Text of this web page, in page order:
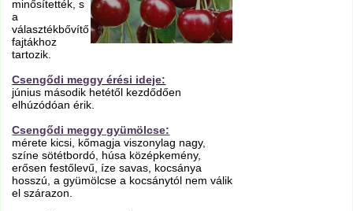
minősítették, s
a
választékbővítő
fajtákhoz
tartozik.
Csengődi meggy érési ideje:
június második hetétől kezdődően
elhúzódóan érik.
Csengődi meggy gyümölcse:
mérete kicsi, kőmagja viszonylag nagy,
színe sötétbordó, húsa középkemény,
erősen festőlevű, íze savas, kocsánya
hosszú, a gyümölcse a kocsánytól nem válik
el szárazon.